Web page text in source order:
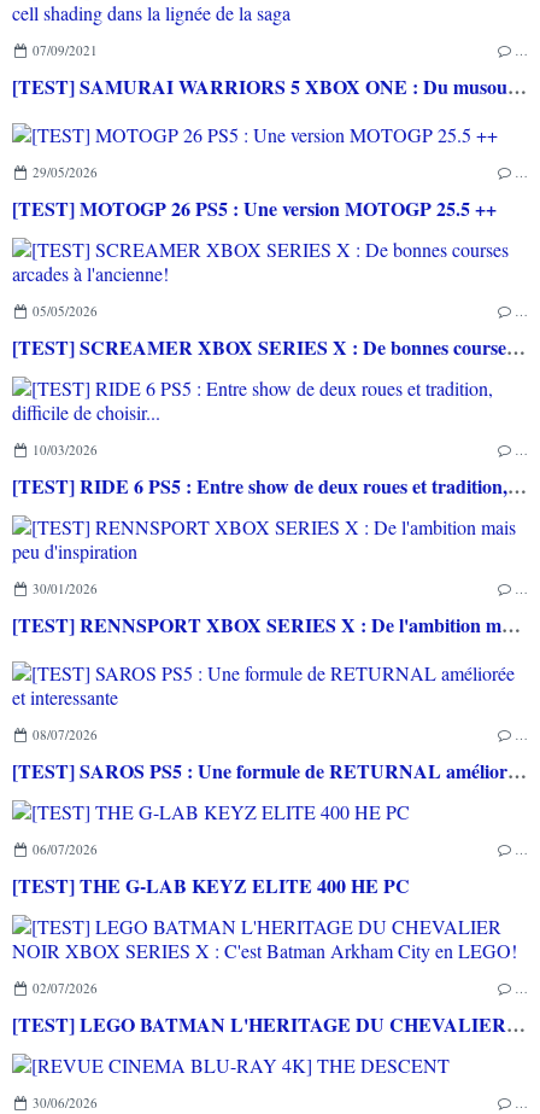
07/09/2021
[TEST] SAMURAI WARRIORS 5 XBOX ONE : Du musou en cell shading dans la lignée de la saga
29/05/2026
[TEST] MOTOGP 26 PS5 : Une version MOTOGP 25.5 ++
05/05/2026
[TEST] SCREAMER XBOX SERIES X : De bonnes courses arcades à l'ancienne!
10/03/2026
[TEST] RIDE 6 PS5 : Entre show de deux roues et tradition, difficile de choisir...
30/01/2026
[TEST] RENNSPORT XBOX SERIES X : De l'ambition mais peu d'inspiration
08/07/2026
[TEST] SAROS PS5 : Une formule de RETURNAL améliorée et interessante
06/07/2026
[TEST] THE G-LAB KEYZ ELITE 400 HE PC
02/07/2026
[TEST] LEGO BATMAN L'HERITAGE DU CHEVALIER NOIR XBOX SERIES X : C'est Batman Arkham City en LEGO!
30/06/2026